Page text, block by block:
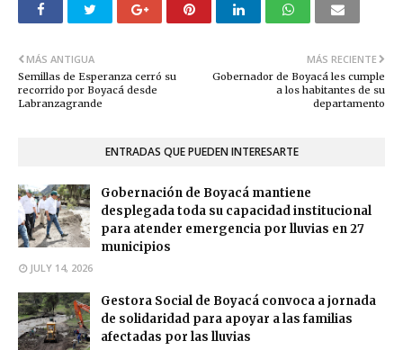
MÁS RECIENTE
Gobernador de Boyacá les cumple
a los habitantes de su
departamento
MÁS ANTIGUA
Semillas de Esperanza cerró su
recorrido por Boyacá desde
Labranzagrande
ENTRADAS QUE PUEDEN INTERESARTE
Gobernación de Boyacá mantiene
desplegada toda su capacidad institucional
para atender emergencia por lluvias en 27
municipios
JULY 14, 2026
Gestora Social de Boyacá convoca a jornada
de solidaridad para apoyar a las familias
afectadas por las lluvias